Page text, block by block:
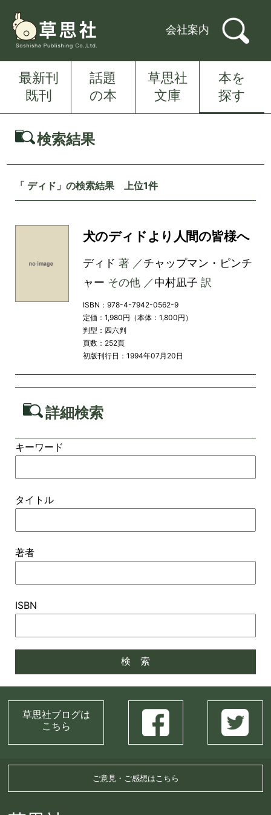
会社案内
最新刊
既刊
話題
の本
草思社
文庫
本を
探す
検索結果
「 ディド」の検索結果 上位1件
犬のディドより人間の皆様へ
ディド 著 ／チャップマン・ピンチ
ャー その他 ／中村凪子 訳
ISBN：978-4-7942-0562-9
定価：1,980円（本体：1,800円）
判型：四六判
頁数：252頁
初版刊行日：1994年07月20日
詳細検索
キーワード
タイトル
著者
ISBN
草思社ブログは
こちら
ご意見・ご感想はこちら